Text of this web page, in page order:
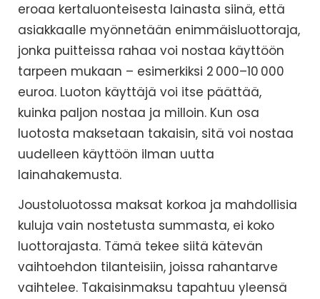
eroaa kertaluonteisesta lainasta siinä, että
asiakkaalle myönnetään enimmäisluottoraja,
jonka puitteissa rahaa voi nostaa käyttöön
tarpeen mukaan – esimerkiksi 2 000–10 000
euroa. Luoton käyttäjä voi itse päättää,
kuinka paljon nostaa ja milloin. Kun osa
luotosta maksetaan takaisin, sitä voi nostaa
uudelleen käyttöön ilman uutta
lainahakemusta.
Joustoluotossa maksat korkoa ja mahdollisia
kuluja vain nostetusta summasta, ei koko
luottorajasta. Tämä tekee siitä kätevän
vaihtoehdon tilanteisiin, joissa rahantarve
vaihtelee. Takaisinmaksu tapahtuu yleensä